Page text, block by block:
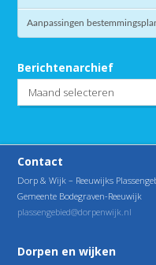
Aanpassingen
Berichtenarchief
Contact
Dorp & Wijk – Reeuwijks
Gemeente Bodegraven-Reeuwijk
plassengebied@dorpenwijk.nl
Dorpen en wijken